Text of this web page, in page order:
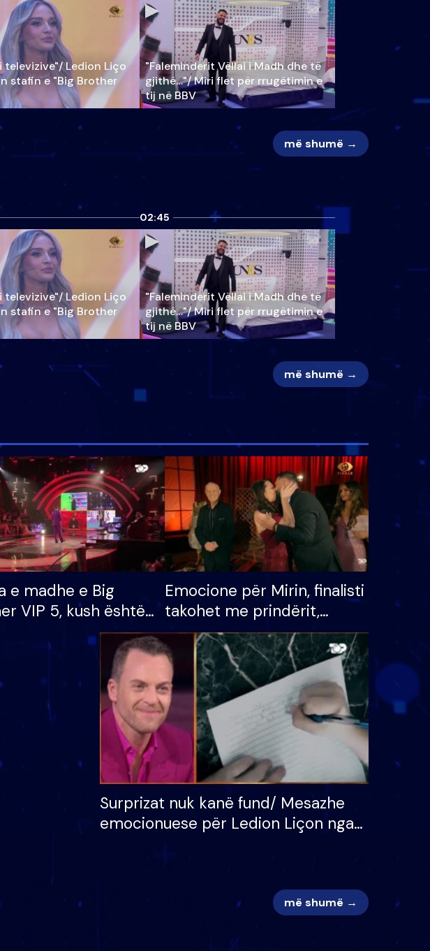
televizive"/ Ledion Liço
stafin e "Big Brother
"Faleminderit Vëllai i Madh dhe të
gjithë…"/ Miri flet për rrugëtimin e
tij në BBV
më shumë →
televizive"/ Ledion Liço
stafin e "Big Brother
02:45
"Faleminderit Vëllai i Madh dhe të
gjithë…"/ Miri flet për rrugëtimin e
tij në BBV
më shumë →
e madhe e Big
VIP 5, kush është
i parë që lë shtëpinë
mundësinë për
çmimin e madh
Emocione për Mirin, finalisti
takohet me prindërit,
vajzën dhe bashkëshorten:
S’kemi ndonjë letër divorci
apo jo?
Surprizat nuk kanë fund/ Mesazhe
emocionuese për Ledion Liçon nga
më shumë →